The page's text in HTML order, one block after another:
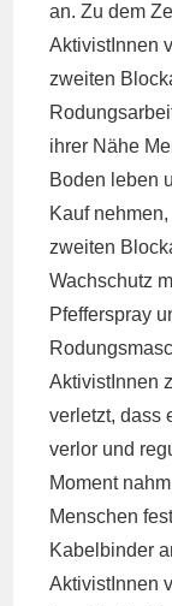
an. Zu dem
AktivistInnen
zweiten
ihrer Nähe
Boden leben
Kauf
zweiten
Wachschutz
Pfefferspray
AktivistInnen
verletzt, dass
verlor und
Moment
Menschen
Kabelbinder
AktivistInnen